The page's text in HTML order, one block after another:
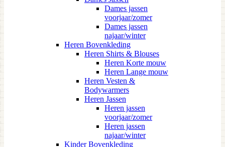
Dames jassen
voorjaar/zomer
Dames jassen
najaar/winter
Heren Bovenkleding
Heren Shirts & Blouses
Heren Korte mouw
Heren Lange mouw
Heren Vesten &
Bodywarmers
Heren Jassen
Heren jassen
voorjaar/zomer
Heren jassen
najaar/winter
Kinder Bovenkleding